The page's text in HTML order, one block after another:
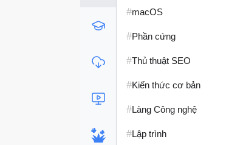
#macOS
#Phần cứng
#Thủ thuật SEO
#Kiến thức cơ bản
#Làng Công nghệ
#Lập trình